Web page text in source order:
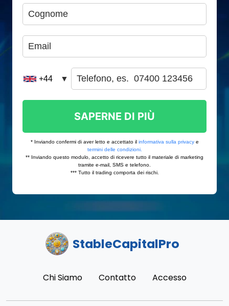
StableCapitalPro
Chi Siamo Contatto Accesso